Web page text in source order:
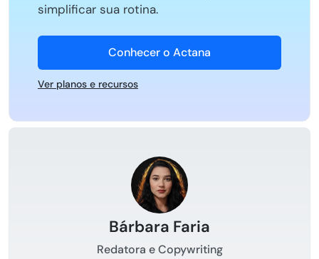
simplificar sua rotina.
Conhecer o Actana
Ver planos e recursos
Bárbara Faria
Redatora e Copywriting